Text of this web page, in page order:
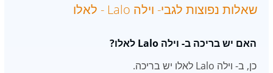
שאלות נפוצות לגבי- וילה Lalo - לאלו
האם יש בריכה ב- וילה Lalo לאלו?
כן, ב- וילה Lalo לאלו יש בריכה.